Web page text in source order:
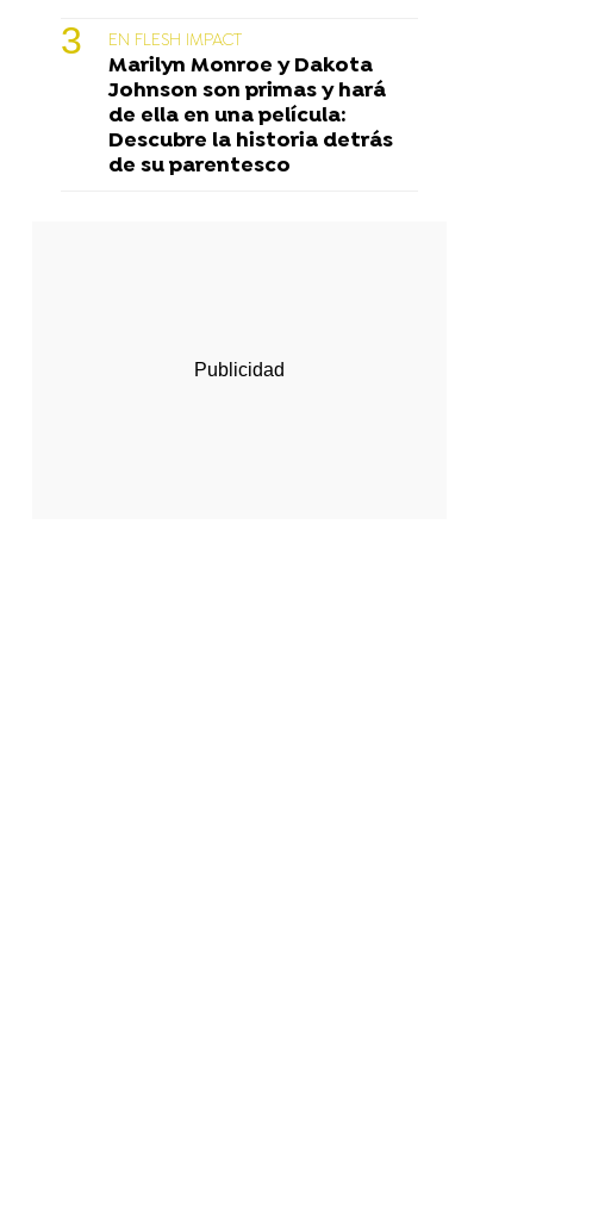
EN FLESH IMPACT
Marilyn Monroe y Dakota
Johnson son primas y hará
de ella en una película:
Descubre la historia detrás
de su parentesco